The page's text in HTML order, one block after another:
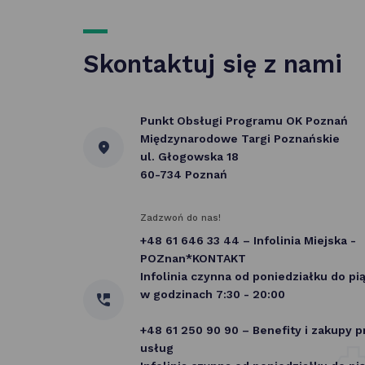
Skontaktuj się z nami
Punkt Obsługi Programu OK Poznań
Międzynarodowe Targi Poznańskie
ul. Głogowska 18
60-734 Poznań
Zadzwoń do nas!
+48 61 646 33 44 – Infolinia Miejska -
POZnan*KONTAKT
Infolinia czynna od poniedziałku do
w godzinach 7:30 - 20:00
+48 61 250 90 90 – Benefity i zakupy
usług